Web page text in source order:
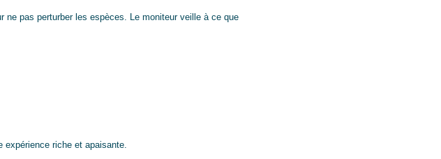
ne pas perturber les espèces. Le moniteur veille à ce que
riche et apaisante.